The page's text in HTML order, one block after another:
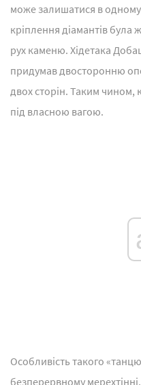
може залишатися в
кріплення діамантів
рух каменю. Хідетака
придумав двосторонню
двох сторін. Таким чином,
під власною вагою.
Особливість такого
безперервному